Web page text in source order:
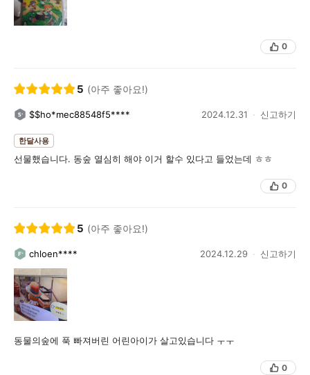
0
5 (아주 좋아요!)
$$ho*mec88548f5**** 2024.12.31 신고하기
한달사용
선물했습니다. 동숲 열심히 해야 이거 할수 있다고 들었는데 ㅎㅎ
0
5 (아주 좋아요!)
chloen**** 2024.12.29 신고하기
동물의숲에 푹 빠져버린 어린아이가 살고있습니다 ㅜㅜ
0